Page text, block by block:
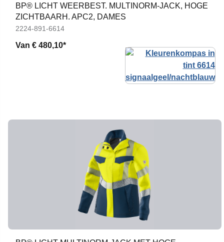
BP® LICHT WEERBEST. MULTINORM-JACK, HOGE
ZICHTBAARH. APC2, DAMES
2224-891-6614
Van € 480,10*